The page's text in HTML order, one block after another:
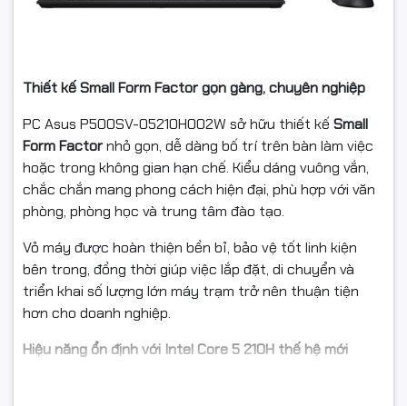
Thiết kế Small Form Factor gọn gàng, chuyên nghiệp
PC Asus P500SV-05210H002W sở hữu thiết kế Small
Form Factornhỏ gọn, dễ dàng bố trí trên bàn làm việc
hoặc trong không gian hạn chế. Kiểu dáng vuông vắn,
chắc chắn mang phong cách hiện đại, phù hợp với văn
phòng, phòng học và trung tâm đào tạo.
Vỏ máy được hoàn thiện bền bỉ, bảo vệ tốt linh kiện
bên trong, đồng thời giúp việc lắp đặt, di chuyển và
triển khai số lượng lớn máy trạm trở nên thuận tiện
hơn cho doanh nghiệp.
Hiệu năng ổn định với Intel Core 5 210H thế hệ mới